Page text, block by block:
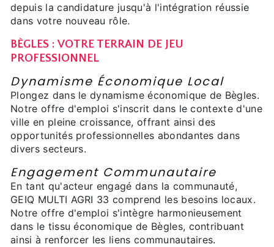
depuis la candidature jusqu'à l'intégration réussie
dans votre nouveau rôle.
BÈGLES : VOTRE TERRAIN DE JEU
PROFESSIONNEL
Dynamisme Économique Local
Plongez dans le dynamisme économique de Bègles.
Notre offre d'emploi s'inscrit dans le contexte d'une
ville en pleine croissance, offrant ainsi des
opportunités professionnelles abondantes dans
divers secteurs.
Engagement Communautaire
En tant qu'acteur engagé dans la communauté,
GEIQ MULTI AGRI 33 comprend les besoins locaux.
Notre offre d'emploi s'intègre harmonieusement
dans le tissu économique de Bègles, contribuant
ainsi à renforcer les liens communautaires.